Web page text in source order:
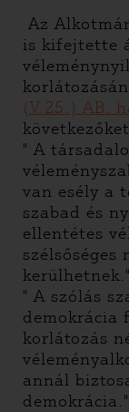
Az
is kifejtette
(V.25.) AB.
" A
van esély a
szabad és
ellentétes
szélsőséges
kerülhetnek."
" A szólás
demokrácia
korlátozás
annál
demokrácia."